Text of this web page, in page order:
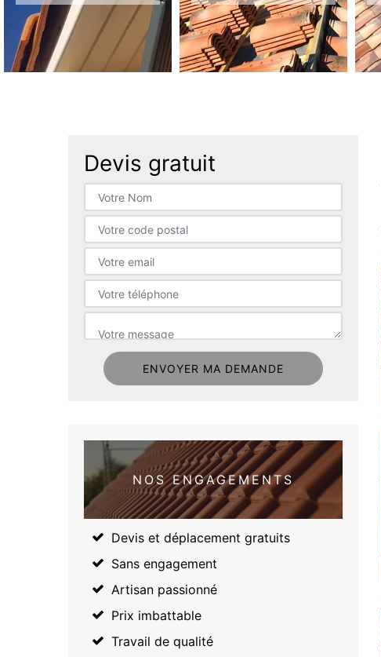
Devis gratuit
NOS ENGAGEMENTS
Devis et déplacement gratuits
Sans engagement
Artisan passionné
Prix imbattable
Travail de qualité